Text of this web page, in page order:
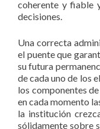
coherente y fiable
decisiones.
Una correcta
el puente que
su futura
de cada uno de los
los componentes
en cada momento
la institución
sólidamente sobre